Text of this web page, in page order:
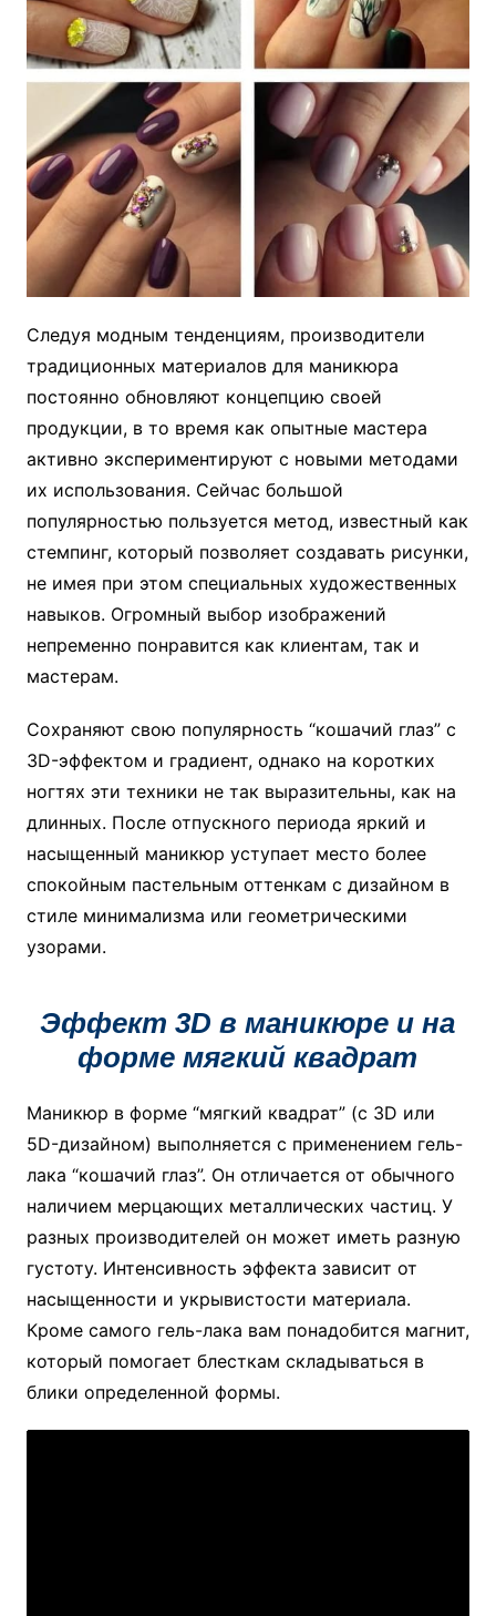
Следуя модным тенденциям, производители
традиционных материалов для маникюра
постоянно обновляют концепцию своей
продукции, в то время как опытные мастера
активно экспериментируют с новыми методами
их использования. Сейчас большой
популярностью пользуется метод, известный как
стемпинг, который позволяет создавать рисунки,
не имея при этом специальных художественных
навыков. Огромный выбор изображений
непременно понравится как клиентам, так и
мастерам.
Сохраняют свою популярность “кошачий глаз” с
3D-эффектом и градиент, однако на коротких
ногтях эти техники не так выразительны, как на
длинных. После отпускного периода яркий и
насыщенный маникюр уступает место более
спокойным пастельным оттенкам с дизайном в
стиле минимализма или геометрическими
узорами.
Эффект 3D в маникюре и на
форме мягкий квадрат
Маникюр в форме “мягкий квадрат” (с 3D или
5D-дизайном) выполняется с применением гель-
лака “кошачий глаз”. Он отличается от обычного
наличием мерцающих металлических частиц. У
разных производителей он может иметь разную
густоту. Интенсивность эффекта зависит от
насыщенности и укрывистости материала.
Кроме самого гель-лака вам понадобится магнит,
который помогает блесткам складываться в
блики определенной формы.